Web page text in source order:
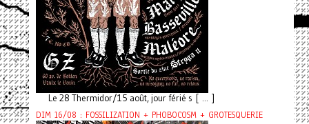
Le 28 Thermidor/15 août, jour férié s [ ... ]
DIM 16/08 : FOSSILIZATION + PHOBOCOSM + GROTESQUERIE